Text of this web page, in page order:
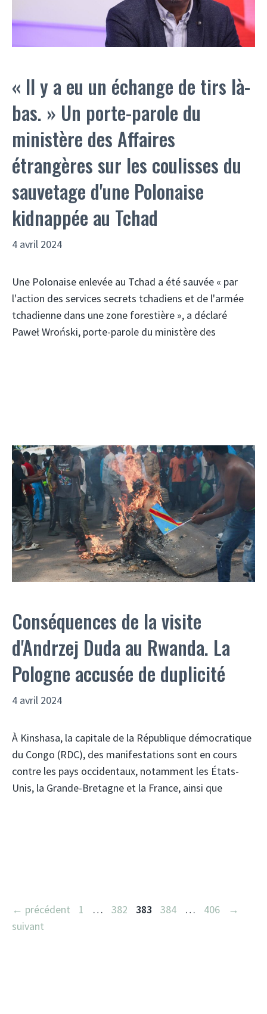
« Il y a eu un échange de tirs là-
bas. » Un porte-parole du
ministère des Affaires
étrangères sur les coulisses du
sauvetage d'une Polonaise
kidnappée au Tchad
4 avril 2024
Une Polonaise enlevée au Tchad a été sauvée « par
l'action des services secrets tchadiens et de l'armée
tchadienne dans une zone forestière », a déclaré
Paweł Wroński, porte-parole du ministère des
Conséquences de la visite
d'Andrzej Duda au Rwanda. La
Pologne accusée de duplicité
4 avril 2024
À Kinshasa, la capitale de la République démocratique
du Congo (RDC), des manifestations sont en cours
contre les pays occidentaux, notamment les États-
Unis, la Grande-Bretagne et la France, ainsi que
Navigation
des
← précédent Page
1 … Page
382 Page
383 Page
384 … Page
406
→
suivant